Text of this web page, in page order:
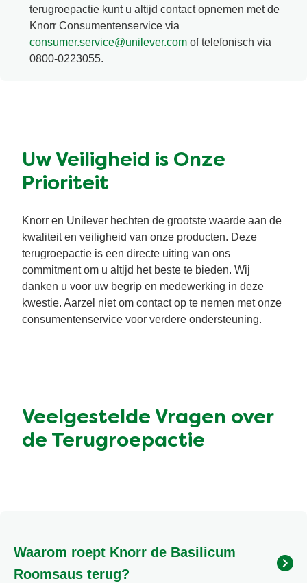
terugroepactie kunt u altijd contact opnemen met de
Knorr Consumentenservice via
consumer.service@unilever.com of telefonisch via
0800-0223055.
Uw Veiligheid is Onze
Prioriteit
Knorr en Unilever hechten de grootste waarde aan de
kwaliteit en veiligheid van onze producten. Deze
terugroepactie is een directe uiting van ons
commitment om u altijd het beste te bieden. Wij
danken u voor uw begrip en medewerking in deze
kwestie. Aarzel niet om contact op te nemen met onze
consumentenservice voor verdere ondersteuning.
Veelgestelde Vragen over
de Terugroepactie
Waarom roept Knorr de Basilicum
Roomsaus terug?